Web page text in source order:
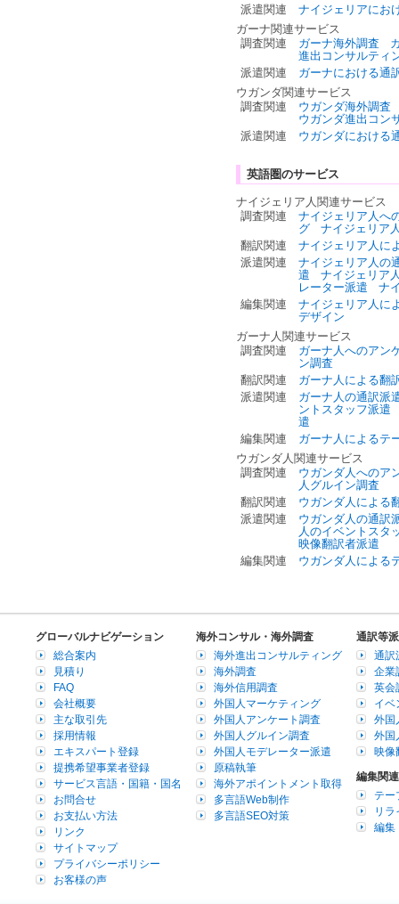
派遣関連
ナイジェリアにお
ガーナ関連サービス
調査関連
ガーナ海外調査
進出コンサルティ
派遣関連
ガーナにおける通
ウガンダ関連サービス
調査関連
ウガンダ海外調査
ウガンダ進出コン
派遣関連
ウガンダにおける
英語圏のサービス
ナイジェリア人関連サービス
調査関連
ナイジェリア人へ
グ
ナイジェリア
翻訳関連
ナイジェリア人に
派遣関連
ナイジェリア人の
遣
ナイジェリア
レーター派遣
ナ
編集関連
ナイジェリア人に
デザイン
ガーナ人関連サービス
調査関連
ガーナ人へのアン
ン調査
翻訳関連
ガーナ人による翻
派遣関連
ガーナ人の通訳派
ントスタッフ派遣
遣
編集関連
ガーナ人によるテ
ウガンダ人関連サービス
調査関連
ウガンダ人へのア
人グルイン調査
翻訳関連
ウガンダ人による
派遣関連
ウガンダ人の通訳
人のイベントスタ
映像翻訳者派遣
編集関連
ウガンダ人による
グローバルナビゲーション
総合案内
見積り
FAQ
会社概要
主な取引先
採用情報
エキスパート登録
提携希望事業者登録
サービス言語・国籍・国名
お問合せ
お支払い方法
リンク
サイトマップ
プライバシーポリシー
お客様の声
海外コンサル・海外調査
海外進出コンサルティング
海外調査
海外信用調査
外国人マーケティング
外国人アンケート調査
外国人グルイン調査
外国人モデレーター派遣
原稿執筆
海外アポイントメント取得
多言語Web制作
多言語SEO対策
通訳等
通訳
企業
英会
イベ
外国
外国
映像
編集関連
テー
リラ
編集